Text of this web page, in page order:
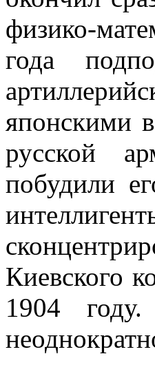
физико-
года
японскими
русской
побудили
Киевского
1904